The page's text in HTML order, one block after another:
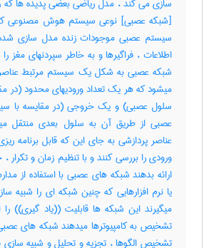
[شبکه عصبی] نوعی سیستم هوش مصنوعی که
سیستم عصبی موجودات زنده مدل سازی
اطلاعات ، فراگیرها و به خاطر سپردنهای مغز
شبکه عصبی به شکل یک سیستم مرتبط
میشود که هر یک تعداد ورودیهای محدود (در
سلول عصبی) و یک خروجی (در مقایسه با
عصبی از طریق آن به سلول بعدی منتقل
عناصر پردازشی به جای این که قابل برنامه
ورودی را بررسی کنند و با تنظیم زمان و تکرار
ارائه بدهند شبکه های عصبی با استفاده از
یا نرم افزارهایی که چنین شبکه ای را شبیه
میگیرند این شبکه ها قابلیت ((یاد گیری))
تشخیص به کامپیوترها میدهند شبکه های
تشخیص الگوها ، تجزیه و تحلیل و شبیه سازی